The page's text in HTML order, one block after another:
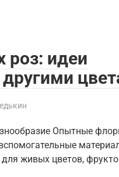
роз: идеи
Опытные
живых цветов,